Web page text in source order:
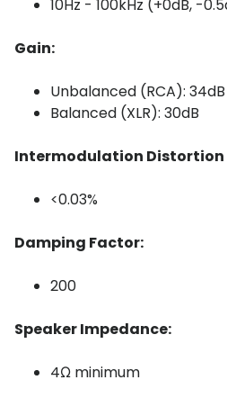
10Hz - 100kHz (+0dB, -
Gain:
Unbalanced (RCA): 34dB
Balanced (XLR): 30dB
Intermodulation Distortion
<0.03%
Damping Factor:
200
Speaker Impedance:
4Ω minimum